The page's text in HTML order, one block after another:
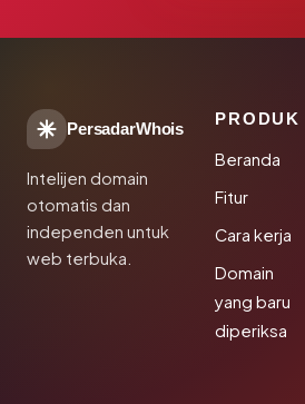
PersadarWhois
Intelijen domain
otomatis dan
independen untuk
web terbuka.
PRODUK
Beranda
Fitur
Cara kerja
Domain
yang baru
diperiksa